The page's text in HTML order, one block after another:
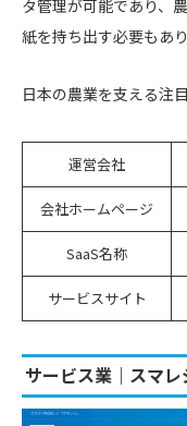
タ管理が可能であり、
紙を持ち出す必要もあり
日本の農業を支える注
運営会社
会社ホームページ
SaaS名称
サービスサイト
サービス業｜スマレ